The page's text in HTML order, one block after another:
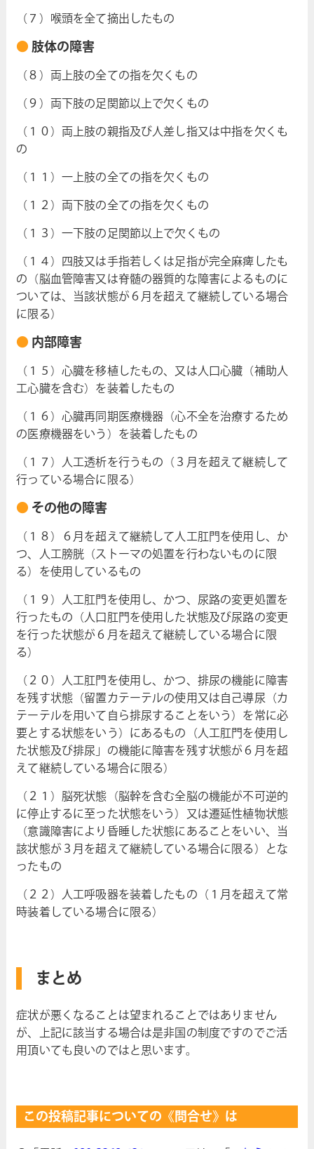
（７）喉頭を全て摘出したもの
肢体の障害
（８）両上肢の全ての指を欠くもの
（９）両下肢の足関節以上で欠くもの
（１０）両上肢の親指及び人差し指又は中指を欠くも
の
（１１）一上肢の全ての指を欠くもの
（１２）両下肢の全ての指を欠くもの
（１３）一下肢の足関節以上で欠くもの
（１４）四肢又は手指若しくは足指が完全麻痺したも
の（脳血管障害又は脊髄の器質的な障害によるものに
ついては、当該状態が６月を超えて継続している場合
に限る）
内部障害
（１５）心臓を移植したもの、又は人口心臓（補助人
工心臓を含む）を装着したもの
（１６）心臓再同期医療機器（心不全を治療するため
の医療機器をいう）を装着したもの
（１７）人工透析を行うもの（３月を超えて継続して
行っている場合に限る）
その他の障害
（１８）６月を超えて継続して人工肛門を使用し、か
つ、人工膀胱（ストーマの処置を行わないものに限
る）を使用しているもの
（１９）人工肛門を使用し、かつ、尿路の変更処置を
行ったもの（人口肛門を使用した状態及び尿路の変更
を行った状態が６月を超えて継続している場合に限
る）
（２０）人工肛門を使用し、かつ、排尿の機能に障害
を残す状態（留置カテーテルの使用又は自己導尿（カ
テーテルを用いて自ら排尿することをいう）を常に必
要とする状態をいう）にあるもの（人工肛門を使用し
た状態及び排尿」の機能に障害を残す状態が６月を超
えて継続している場合に限る）
（２１）脳死状態（脳幹を含む全脳の機能が不可逆的
に停止するに至った状態をいう）又は遷延性植物状態
（意識障害により昏睡した状態にあることをいい、当
該状態が３月を超えて継続している場合に限る）とな
ったもの
（２２）人工呼吸器を装着したもの（１月を超えて常
時装着している場合に限る）
まとめ
症状が悪くなることは望まれることではありません
が、上記に該当する場合は是非国の制度ですのでご活
用頂いても良いのではと思います。
この投稿記事についての《問合せ》は